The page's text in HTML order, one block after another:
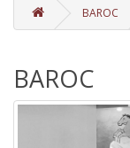
BAROC
BAROC